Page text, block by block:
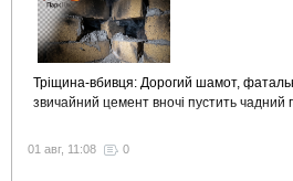
Тріщина-вбивця: Дорогий шамот,
звичайний цемент вночі пустить чадний
01 авг, 11:08 0